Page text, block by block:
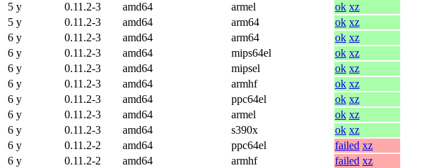
5 y
0.11.2-3 amd64 armel ok xz
5 y
0.11.2-3 amd64 arm64 ok xz
6 y
0.11.2-3 amd64 arm64 ok xz
6 y
0.11.2-3 amd64 mips64el ok xz
6 y
0.11.2-3 amd64 mipsel ok xz
6 y
0.11.2-3 amd64 armhf ok xz
6 y
0.11.2-3 amd64 ppc64el ok xz
6 y
0.11.2-3 amd64 armel ok xz
6 y
0.11.2-3 amd64 s390x ok xz
6 y
0.11.2-2 amd64 ppc64el failed xz
6 y
0.11.2-2 amd64 armhf failed xz